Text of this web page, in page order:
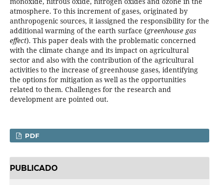
atmosphere. To this increment of gases, originated by
anthropogenic sources, it iassigned the responsibility for the
additional warming of the earth surface (greenhouse gas
effect). This paper deals with the problematic concerned
with the climate change and its impact on agricultural
sector and also with the contribution of the agricultural
activities to the increase of greenhouse gases, identifying
the options for mitigation as well as the opportunities
related to them. Challenges for the research and
development are pointed out.
PDF
PUBLICADO